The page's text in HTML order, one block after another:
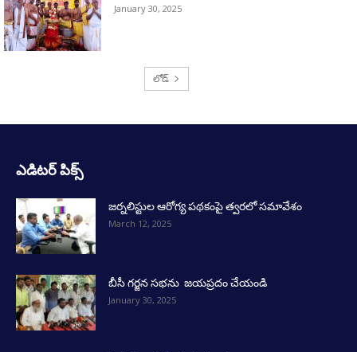
January 30, 2025
లోడ్
ఎడిటర్ పిక్స్
జర్నలిస్టుల ఆరోగ్య పథకంపై త్వరలో సమావేశం
March 12, 2025
బీసీ గర్జన సభను జయప్రదం చేయండి
January 30, 2025